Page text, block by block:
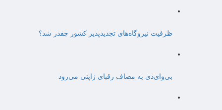
ظرفیت نیروگاه‌های تجدیدپذیر کشور چقدر شد؟
بی‌وای‌دی به مصاف رقبای ژاپنی می‌رود